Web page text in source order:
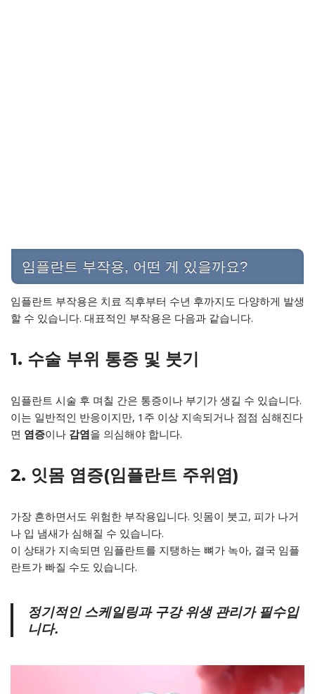
임플란트 부작용, 어떤 게 있을까요?
임플란트 부작용은 치료 직후부터 수년 후까지도 다양하게 발생
할 수 있습니다. 대표적인 부작용은 다음과 같습니다.
1. 수술 부위 통증 및 붓기
임플란트 시술 후 며칠 간은 통증이나 부기가 생길 수 있습니다.
이는 일반적인 반응이지만, 1주 이상 지속되거나 점점 심해진다
면 염증이나 감염을 의심해야 합니다.
2. 잇몸 염증(임플란트 주위염)
가장 흔하면서도 위험한 부작용입니다. 잇몸이 붓고, 피가 나거
나 입 냄새가 심해질 수 있습니다.
이 상태가 지속되면 임플란트를 지탱하는 뼈가 녹아, 결국 임플
란트가 빠질 수도 있습니다.
정기적인 스케일링과 구강 위생 관리가 필수입
니다.